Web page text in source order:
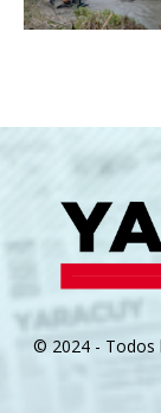
© 2024 - Todos